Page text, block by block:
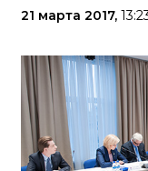
21 марта 2017,